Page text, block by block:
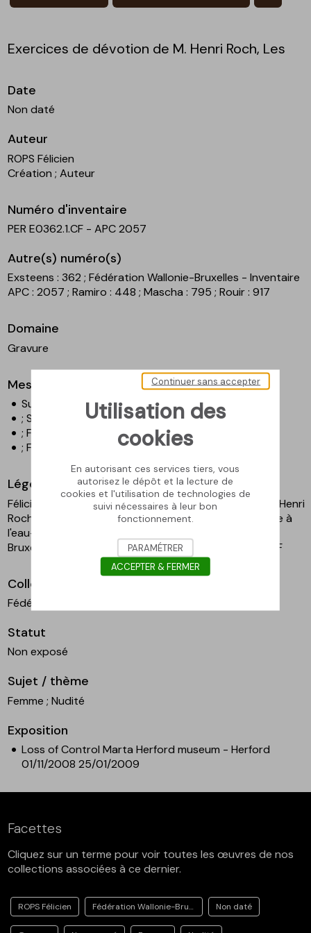
Exercices de dévotion de M. Henri Roch, Les
Date
Non daté
Auteur
ROPS Félicien
Création; Auteur
Numéro d'inventaire
PER E0362.1.CF - APC 2057
Autre(s) numéro(s)
Exsteens : 362; Fédération Wallonie-Bruxelles - Inventaire
APC : 2057; Ramiro : 448; Mascha : 795; Rouir : 917
Domaine
Gravure
Mesures
Surface gravée - Hauteur en cm : 13,2
; Surface gravée - Largeur en cm : 5,3
; Feuille - Hauteur en cm : 18,8
; Feuille - Largeur en cm : 13,5
Légende
Félicien Rops, Les Exercices de dévotion de Monsieur Henri
Roch [découpe du cuivre], s.d., héliogravure retouchée à
l'eau-forte, 13,2 x 5,3 cm. Coll. Fédération Wallonie-
Bruxelles, en dépôt au musée Rops. Inv. PER E0362.1.CF
Collection
Fédération Wallonie-Bruxelles
Statut
Non exposé
Sujet / thème
Femme; Nudité
Exposition
Loss of Control Marta Herford museum - Herford
01/11/2008 25/01/2009
Facettes
Cliquez sur un terme pour voir toutes les œuvres de nos
collections associées à ce dernier.
ROPS Félicien Fédération Wallonie-Bruxelles Non daté
Utilisation des
cookies
En autorisant ces services tiers, vous
autorisez le dépôt et la lecture de
cookies et l'utilisation de technologies de
suivi nécessaires à leur bon
fonctionnement.
Continuer sans accepter
PARAMÉTRER
ACCEPTER & FERMER